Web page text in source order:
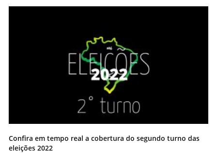
Confira em tempo real a cobertura do segundo turno das
eleições 2022